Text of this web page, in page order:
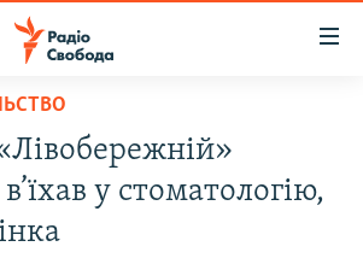
70 РОКІВ
у стоматологію,